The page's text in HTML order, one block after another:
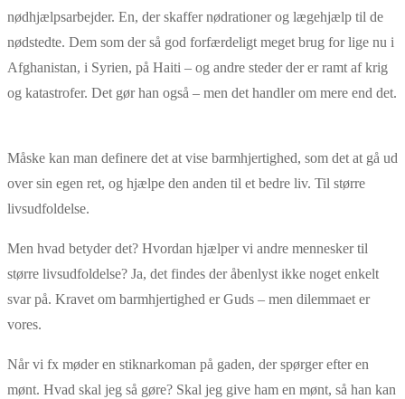
nødhjælpsarbejder. En, der skaffer nødrationer og lægehjælp til de
nødstedte. Dem som der så god forfærdeligt meget brug for lige nu i
Afghanistan, i Syrien, på Haiti – og andre steder der er ramt af krig
og katastrofer. Det gør han også – men det handler om mere end det.
Måske kan man definere det at vise barmhjertighed, som det at gå ud
over sin egen ret, og hjælpe den anden til et bedre liv. Til større
livsudfoldelse.
Men hvad betyder det? Hvordan hjælper vi andre mennesker til
større livsudfoldelse? Ja, det findes der åbenlyst ikke noget enkelt
svar på. Kravet om barmhjertighed er Guds – men dilemmaet er
vores.
Når vi fx møder en stiknarkoman på gaden, der spørger efter en
mønt. Hvad skal jeg så gøre? Skal jeg give ham en mønt, så han kan